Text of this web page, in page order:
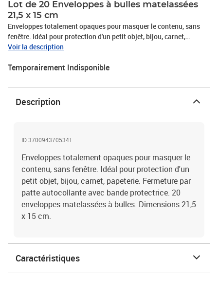
Lot de 20 Enveloppes à bulles matelassées
21,5 x 15 cm
Enveloppes totalement opaques pour masquer le contenu, sans
fenêtre. Idéal pour protection d'un petit objet, bijou, carnet,
papeterie. Fermeture par patte autocollante avec bande
x 15 cm.
Voir la description
Temporairement Indisponible
Description
ID 3700943705341
Enveloppes totalement opaques pour masquer le
contenu, sans fenêtre. Idéal pour protection d'un
petit objet, bijou, carnet, papeterie. Fermeture par
patte autocollante avec bande protectrice. 20
enveloppes matelassées à bulles. Dimensions 21,5
x 15 cm.
Caractéristiques